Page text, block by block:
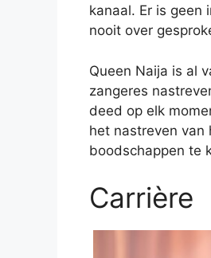
kanaal. Er is
nooit over
Queen Naija is al
zangeres
deed op elk
het nastreven van
boodschappen te
Carrière